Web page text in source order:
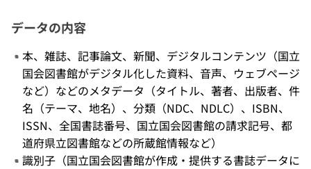
データの内容
本、雑誌、記事論文、新聞、デジタルコンテンツ（国立
国会図書館がデジタル化した資料、音声、ウェブページ
など）などのメタデータ（タイトル、著者、出版者、件
名（テーマ、地名）、分類（NDC、NDLC）、ISBN、
ISSN、全国書誌番号、国立国会図書館の請求記号、都
道府県立図書館などの所蔵館情報など）
識別子（国立国会図書館が作成・提供する書誌データに